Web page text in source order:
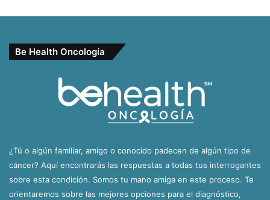
Be Health Oncología
¿Tú o algún familiar, amigo o conocido padecen de algún tipo de
cáncer? Aquí encontrarás las respuestas a todas tus interrogantes
sobre esta condición. Somos tu mano amiga en este proceso. Te
orientaremos sobre las mejores opciones para el diagnóstico,